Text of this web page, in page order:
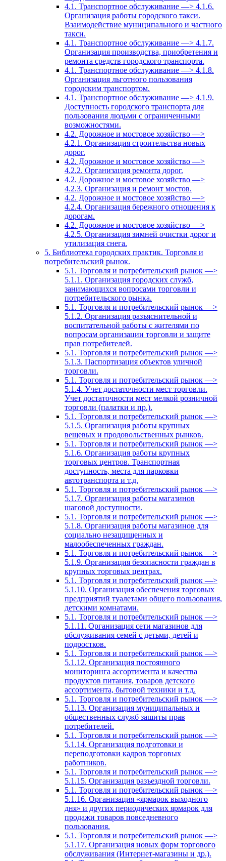
4.1. Транспортное обслуживание —> 4.1.6.
Организация работы городского такси.
Взаимодействие муниципального и частного
такси.
4.1. Транспортное обслуживание —> 4.1.7.
Организация производства, приобретения и
ремонта средств городского транспорта.
4.1. Транспортное обслуживание —> 4.1.8.
Организация льготного пользования
городским транспортом.
4.1. Транспортное обслуживание —> 4.1.9.
Доступность городского транспорта для
пользования людьми с ограниченными
возможностями.
4.2. Дорожное и мостовое хозяйство —>
4.2.1. Организация строительства новых
дорог.
4.2. Дорожное и мостовое хозяйство —>
4.2.2. Организация ремонта дорог.
4.2. Дорожное и мостовое хозяйство —>
4.2.3. Организация и ремонт мостов.
4.2. Дорожное и мостовое хозяйство —>
4.2.4. Организация бережного отношения к
дорогам.
4.2. Дорожное и мостовое хозяйство —>
4.2.5. Организация зимней очистки дорог и
утилизация снега.
5. Библиотека городских практик. Торговля и
потребительский рынок.
5.1. Торговля и потребительский рынок —>
5.1.1. Организация городских служб,
занимающихся вопросами торговли и
потребительского рынка.
5.1. Торговля и потребительский рынок —>
5.1.2. Организация разъяснительной и
воспитательной работы с жителями по
вопросам организации торговли и защите
прав потребителей.
5.1. Торговля и потребительский рынок —>
5.1.3. Паспортизация объектов уличной
торговли.
5.1. Торговля и потребительский рынок —>
5.1.4. Учет достаточности мест торговли.
Учет достаточности мест мелкой розничной
торговли (палатки и пр.).
5.1. Торговля и потребительский рынок —>
5.1.5. Организация работы крупных
вещевых и продовольственных рынков.
5.1. Торговля и потребительский рынок —>
5.1.6. Организация работы крупных
торговых центров. Транспортная
доступность, места для парковки
автотранспорта и т.д.
5.1. Торговля и потребительский рынок —>
5.1.7. Организация работы магазинов
шаговой доступности.
5.1. Торговля и потребительский рынок —>
5.1.8. Организация работы магазинов для
социально незащищенных и
малообеспеченных граждан.
5.1. Торговля и потребительский рынок —>
5.1.9. Организация безопасности граждан в
крупных торговых центрах.
5.1. Торговля и потребительский рынок —>
5.1.10. Организация обеспечения торговых
предприятий туалетами общего пользования,
детскими комнатами.
5.1. Торговля и потребительский рынок —>
5.1.11. Организация сети магазинов для
обслуживания семей с детьми, детей и
подростков.
5.1. Торговля и потребительский рынок —>
5.1.12. Организация постоянного
мониторинга ассортимента и качества
продуктов питания, товаров детского
ассортимента, бытовой техники и т.д.
5.1. Торговля и потребительский рынок —>
5.1.13. Организация муниципальных и
общественных служб зашиты прав
потребителей.
5.1. Торговля и потребительский рынок —>
5.1.14. Организация подготовки и
переподготовки кадров торговых
работников.
5.1. Торговля и потребительский рынок —>
5.1.15. Организация разъездной торговли.
5.1. Торговля и потребительский рынок —>
5.1.16. Организация «ярмарок выходного
дня» и других периодических ярмарок для
продажи товаров повседневного
пользования.
5.1. Торговля и потребительский рынок —>
5.1.17. Организация новых форм торгового
обслуживания (Интернет-магазины и др.).